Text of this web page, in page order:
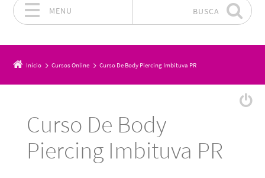
MENU BUSCA
Início Cursos Online Curso De Body Piercing Imbituva PR
Curso De Body
Piercing Imbituva PR